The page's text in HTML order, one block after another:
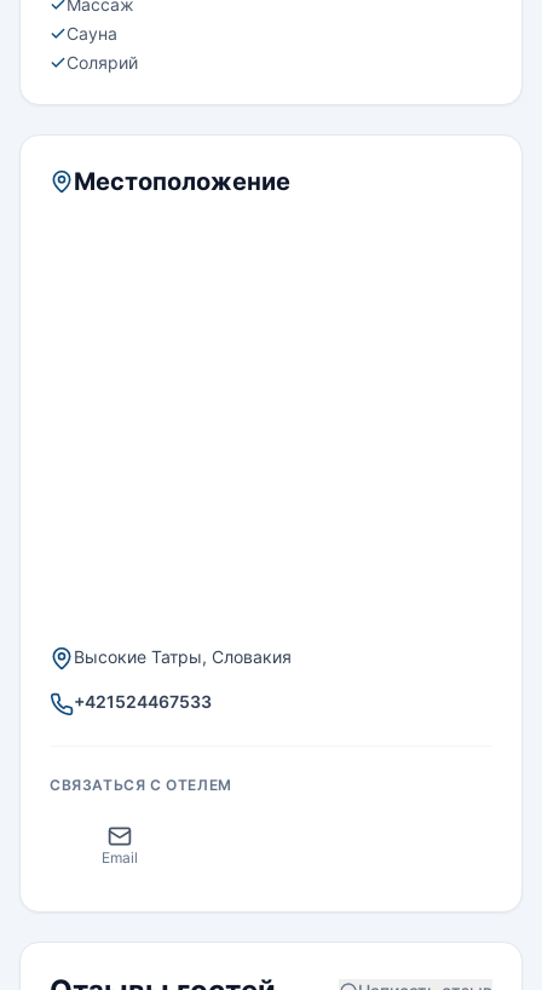
Массаж
Сауна
Солярий
Местоположение
Высокие Татры, Словакия
+421524467533
СВЯЗАТЬСЯ С ОТЕЛЕМ
Email